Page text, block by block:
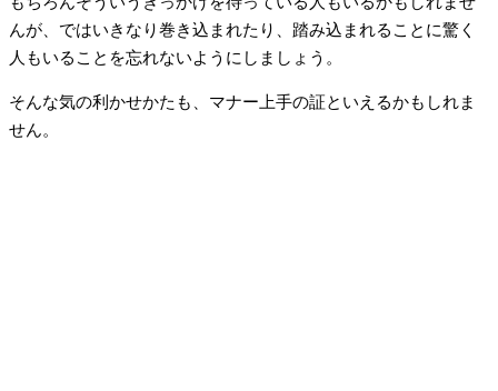
んが、ではいきなり巻き込まれたり、踏み込まれることに驚く
人もいることを忘れないようにしましょう。
そんな気の利かせかたも、マナー上手の証といえるかもしれま
せん。